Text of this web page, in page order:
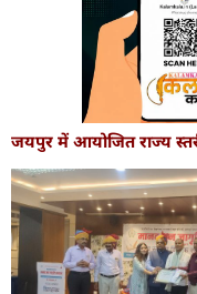
जयपुर में आयोजित राज्य